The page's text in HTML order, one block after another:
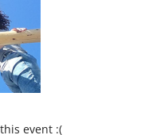
event :(